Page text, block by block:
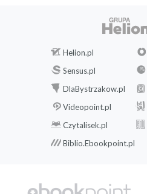
Helion.pl
Sensus.pl
DlaBystrzakow.pl
Videopoint.pl
Czytalisek.pl
Biblio.Ebookpoint.pl